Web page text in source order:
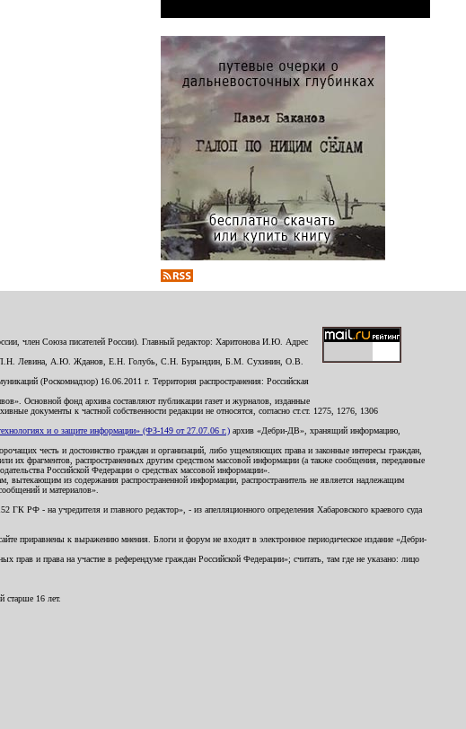
член Союза писателей России). Главный редактор: Харитонова И.Ю. Адрес
Л.Н. Левина, А.Ю. Жданов, Е.Н. Голубь, С.Н. Бурындин, Б.М. Сухинин, О.В.
(Роскомнадзор) 16.06.2011 г. Территория распространения: Российская
Основной фонд архива составляют публикации газет и журналов, изданные
документы к частной собственности редакции не относятся, согласно ст.ст. 1275, 1276, 1306
и о защите информации» (ФЗ-149 от 27.07.06 г.) архив «Дебри-ДВ», хранящий информацию,
честь и достоинство граждан и организаций, либо ущемляющих права и законные интересы граждан,
их фрагментов, распространенных другим средством массовой информации (а также сообщения, переданные
Российской Федерации о средствах массовой информации».
из содержания распространенной информации, распространитель не является надлежащим
и материалов».
РФ - на учредителя и главного редактор», - из апелляционного определения Хабаровского краевого суда
приравнены к выражению мнения. Блоги и форум не входят в электронное периодическое издание «Дебри-
и права на участие в референдуме граждан Российской Федерации»; считать, там где не указано: лицо
старше 16 лет.